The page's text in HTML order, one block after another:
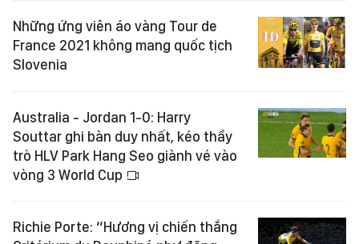
Những ứng viên áo vàng Tour de
France 2021 không mang quốc tịch
Slovenia
Australia - Jordan 1-0: Harry
Souttar ghi bàn duy nhất, kéo thầy
trò HLV Park Hang Seo giành vé vào
vòng 3 World Cup
Richie Porte: “Hương vị chiến thắng